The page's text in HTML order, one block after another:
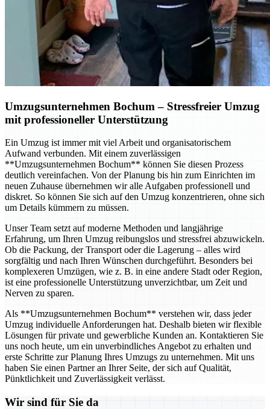
Umzugsunternehmen Bochum – Stressfreier Umzug
mit professioneller Unterstützung
Ein Umzug ist immer mit viel Arbeit und organisatorischem
Aufwand verbunden. Mit einem zuverlässigen
**Umzugsunternehmen Bochum** können Sie diesen Prozess
deutlich vereinfachen. Von der Planung bis hin zum Einrichten im
neuen Zuhause übernehmen wir alle Aufgaben professionell und
diskret. So können Sie sich auf den Umzug konzentrieren, ohne sich
um Details kümmern zu müssen.
Unser Team setzt auf moderne Methoden und langjährige
Erfahrung, um Ihren Umzug reibungslos und stressfrei abzuwickeln.
Ob die Packung, der Transport oder die Lagerung – alles wird
sorgfältig und nach Ihren Wünschen durchgeführt. Besonders bei
komplexeren Umzügen, wie z. B. in eine andere Stadt oder Region,
ist eine professionelle Unterstützung unverzichtbar, um Zeit und
Nerven zu sparen.
Als **Umzugsunternehmen Bochum** verstehen wir, dass jeder
Umzug individuelle Anforderungen hat. Deshalb bieten wir flexible
Lösungen für private und gewerbliche Kunden an. Kontaktieren Sie
uns noch heute, um ein unverbindliches Angebot zu erhalten und
erste Schritte zur Planung Ihres Umzugs zu unternehmen. Mit uns
haben Sie einen Partner an Ihrer Seite, der sich auf Qualität,
Pünktlichkeit und Zuverlässigkeit verlässt.
Wir sind für Sie da